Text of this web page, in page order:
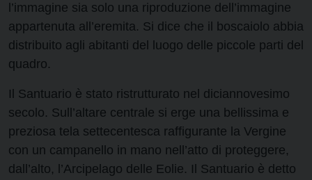
l’immagine sia solo una riproduzione dell’immagine
appartenuta all’eremita. Si dice che il boscaiolo abbia
distribuito agli abitanti del luogo delle piccole parti del
quadro.
Il Santuario è stato ristrutturato nel diciannovesimo
secolo. Sull’altare centrale si erge una bellissima e
preziosa tela settecentesca raffigurante la Vergine
con un campanello in mano nell’atto di proteggere,
dall’alto, l’Arcipelago delle Eolie. Il Santuario è detto